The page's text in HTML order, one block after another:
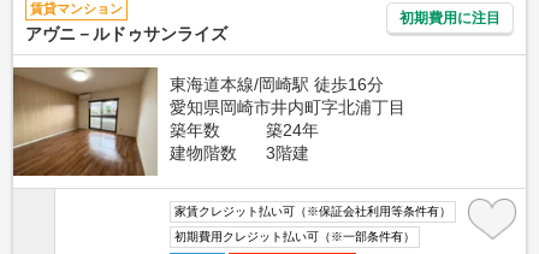
賃貸マンション
アヴニ－ルドゥサンライズ
初期費用に注目
東海道本線/岡崎駅 徒歩16分
愛知県岡崎市井内町字北浦丁目
築年数
築24年
建物階数
3階建
家賃クレジット払い可（※保証会社利用等条件有）
初期費用クレジット払い可（※一部条件有）